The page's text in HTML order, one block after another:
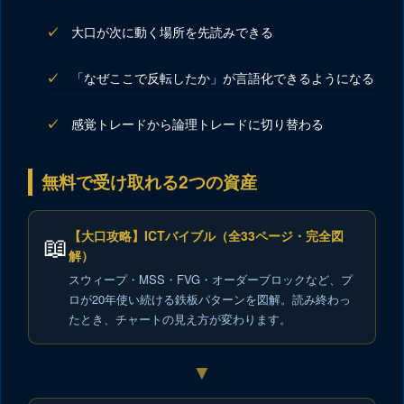
大口が次に動く場所を先読みできる
「なぜここで反転したか」が言語化できるようになる
感覚トレードから論理トレードに切り替わる
無料で受け取れる2つの資産
📖 【大口攻略】ICTバイブル（全33ページ・完全図
解）
スウィープ・MSS・FVG・オーダーブロックなど、プ
ロが20年使い続ける鉄板パターンを図解。読み終わっ
たとき、チャートの見え方が変わります。
▼